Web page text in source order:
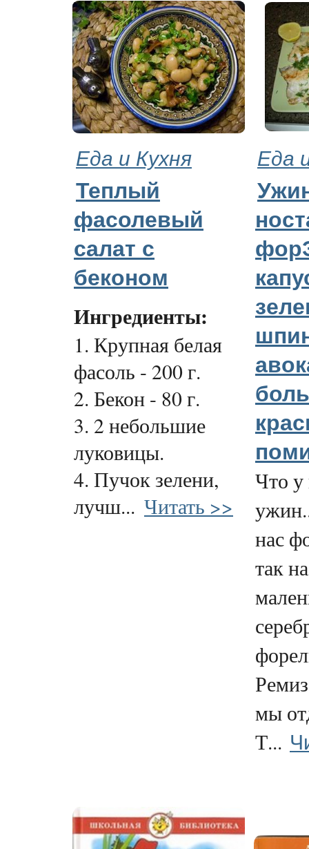
Еда и Кухня Еда
Теплый
фасолевый
салат с
беконом
Ингредиенты:
1. Крупная белая
фасоль - 200 г.
2. Бекон - 80 г.
3. 2 небольшие
луковицы.
4. Пучок зелени,
лучш... Читать >>
Что у
нас
так
мы
Т...